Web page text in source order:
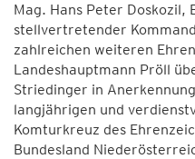
Mag. Hans Peter Doskozil,
stellvertretender
zahlreichen weiteren
Landeshauptmann Pröll
Striedinger in
langjährigen und
Komturkreuz des
Bundesland